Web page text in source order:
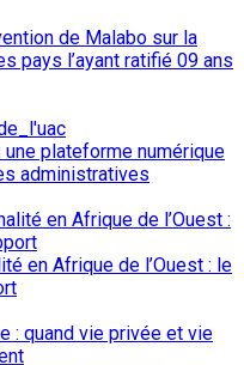
de Malabo sur la
pays l’ayant ratifié 09 ans
une plateforme numérique
administratives
en Afrique de l’Ouest : le